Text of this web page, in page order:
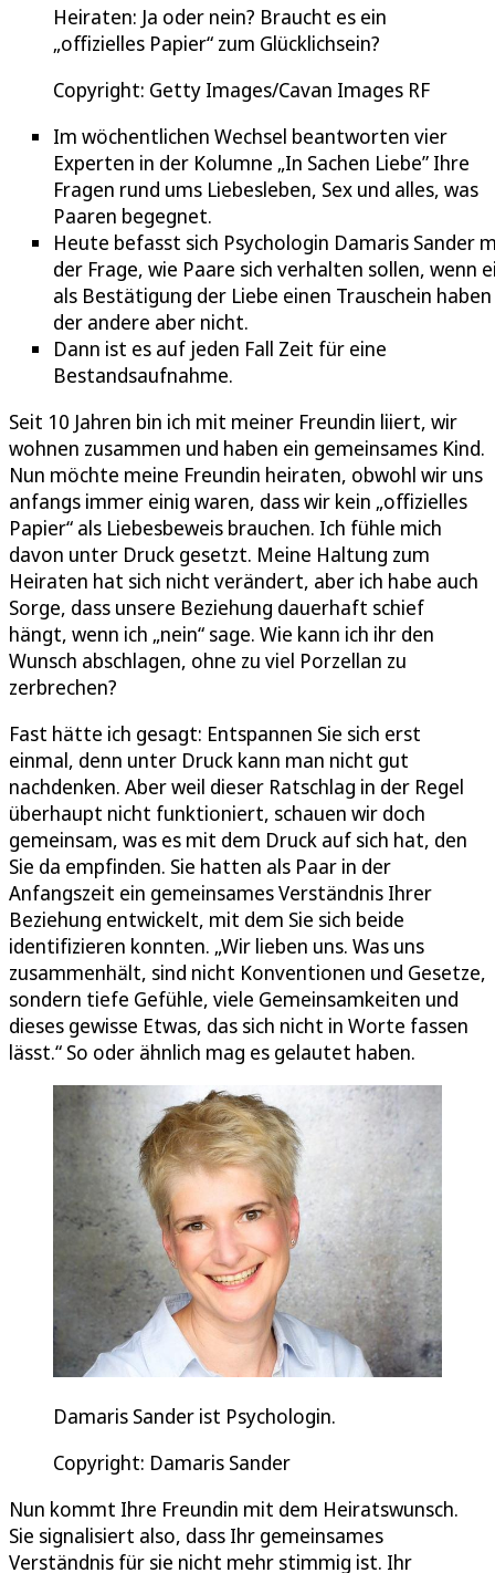
Heiraten: Ja oder nein? Braucht es ein
„offizielles Papier“ zum Glücklichsein?
Copyright: Getty Images/Cavan Images RF
Im wöchentlichen Wechsel beantworten vier
Experten in der Kolumne „In Sachen Liebe” Ihre
Fragen rund ums Liebesleben, Sex und alles, was
Paaren begegnet.
Heute befasst sich Psychologin Damaris Sander
der Frage, wie Paare sich verhalten sollen, wenn
als Bestätigung der Liebe einen Trauschein
der andere aber nicht.
Dann ist es auf jeden Fall Zeit für eine
Bestandsaufnahme.
Seit 10 Jahren bin ich mit meiner Freundin liiert, wir
wohnen zusammen und haben ein gemeinsames Kind.
Nun möchte meine Freundin heiraten, obwohl wir uns
anfangs immer einig waren, dass wir kein „offizielles
Papier“ als Liebesbeweis brauchen. Ich fühle mich
davon unter Druck gesetzt. Meine Haltung zum
Heiraten hat sich nicht verändert, aber ich habe auch
Sorge, dass unsere Beziehung dauerhaft schief
hängt, wenn ich „nein“ sage. Wie kann ich ihr den
Wunsch abschlagen, ohne zu viel Porzellan zu
zerbrechen?
Fast hätte ich gesagt: Entspannen Sie sich erst
einmal, denn unter Druck kann man nicht gut
nachdenken. Aber weil dieser Ratschlag in der Regel
überhaupt nicht funktioniert, schauen wir doch
gemeinsam, was es mit dem Druck auf sich hat, den
Sie da empfinden. Sie hatten als Paar in der
Anfangszeit ein gemeinsames Verständnis Ihrer
Beziehung entwickelt, mit dem Sie sich beide
identifizieren konnten. „Wir lieben uns. Was uns
zusammenhält, sind nicht Konventionen und Gesetze,
sondern tiefe Gefühle, viele Gemeinsamkeiten und
dieses gewisse Etwas, das sich nicht in Worte fassen
lässt.“ So oder ähnlich mag es gelautet haben.
Damaris Sander ist Psychologin.
Copyright: Damaris Sander
Nun kommt Ihre Freundin mit dem Heiratswunsch.
Sie signalisiert also, dass Ihr gemeinsames
Verständnis für sie nicht mehr stimmig ist. Ihr